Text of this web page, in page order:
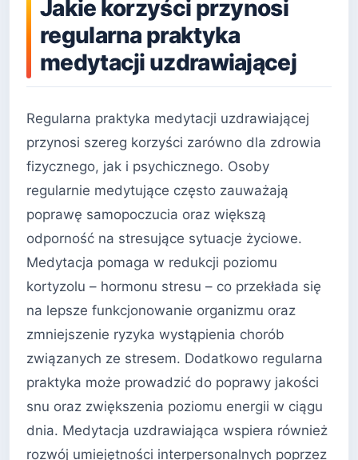
Jakie korzyści przynosi
regularna praktyka
medytacji uzdrawiającej
Regularna praktyka medytacji uzdrawiającej
przynosi szereg korzyści zarówno dla zdrowia
fizycznego, jak i psychicznego. Osoby
regularnie medytujące często zauważają
poprawę samopoczucia oraz większą
odporność na stresujące sytuacje życiowe.
Medytacja pomaga w redukcji poziomu
kortyzolu – hormonu stresu – co przekłada się
na lepsze funkcjonowanie organizmu oraz
zmniejszenie ryzyka wystąpienia chorób
związanych ze stresem. Dodatkowo regularna
praktyka może prowadzić do poprawy jakości
snu oraz zwiększenia poziomu energii w ciągu
dnia. Medytacja uzdrawiająca wspiera również
rozwój umiejętności interpersonalnych poprzez